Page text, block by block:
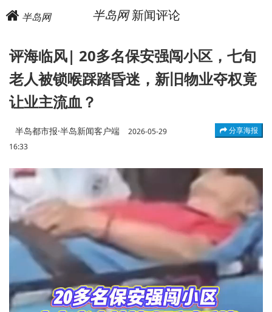
半岛网 半岛网新闻评论
评海临风| 20多名保安强闯小区，七旬
老人被锁喉踩踏昏迷，新旧物业夺权竟
让业主流血？
半岛都市报·半岛新闻客户端
2026-05-29
16:33
分享海报